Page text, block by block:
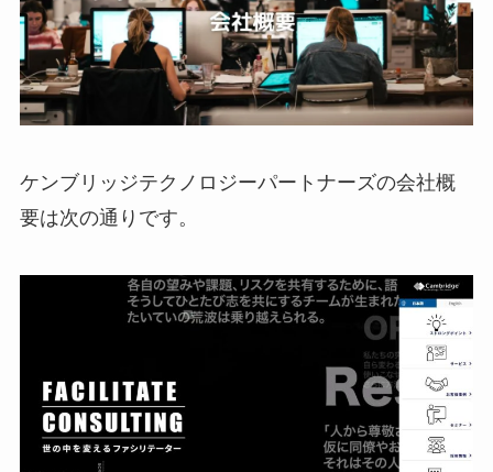
ケンブリッジテクノロジーパートナーズの会社概
要は次の通りです。